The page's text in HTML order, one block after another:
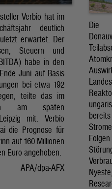
Verbio hat im
deutlich
erwartet. Der
Steuern und
habe in den
Juni auf Basis
bei etwa 192
teilte das im
am späten
mit. Verbio
die Prognose für
auf 160 Millionen
Euro angehoben.
APA/dpa-AFX
Die